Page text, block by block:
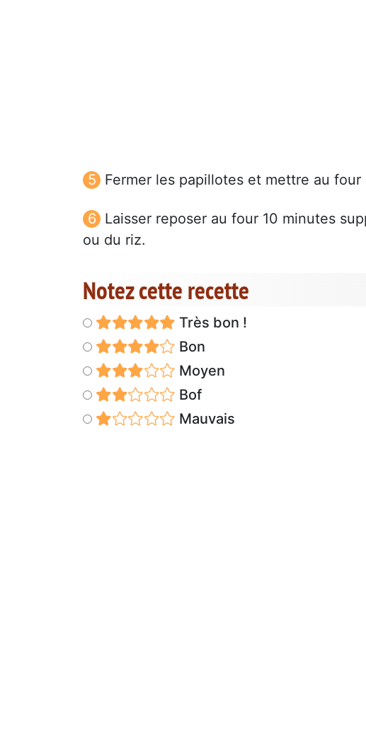
Fermer les papillotes et mettre au
Laisser reposer au four 10 minutes
ou du riz.
Notez cette recette
Très bon !
Bon
Moyen
Bof
Mauvais